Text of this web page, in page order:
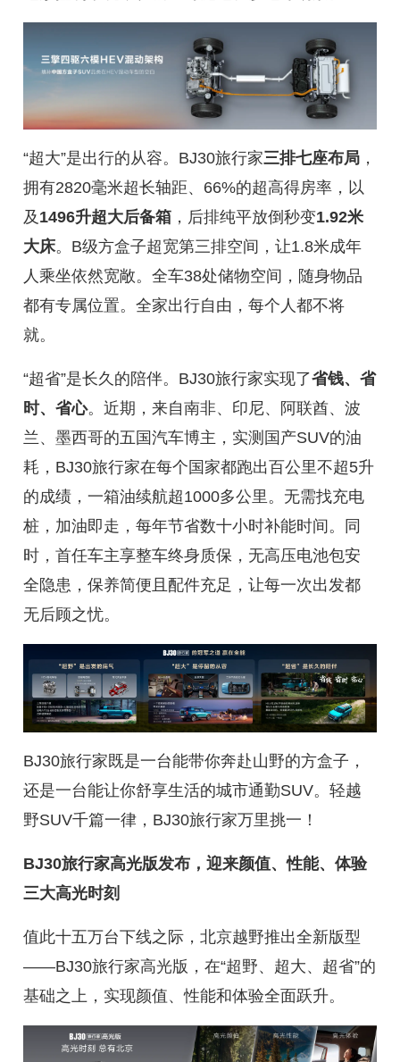
“超大”是出行的从容。BJ30旅行家三排七座布局 ，
拥有2820毫米超长轴距、66%的超高得房率，以
及 1496升超大后备箱 ，后排纯平放倒秒变1.92米
大床。B级方盒子超宽第三排空间，让1.8米成年
人乘坐依然宽敞。全车38处储物空间，随身物品
都有专属位置。全家出行自由，每个人都不将
就。
“超省”是长久的陪伴。BJ30旅行家实现了省钱、省
时、省心。近期，来自南非、印尼、阿联酋、波
兰、墨西哥的五国汽车博主，实测国产SUV的油
耗，BJ30旅行家在每个国家都跑出百公里不超5升
的成绩，一箱油续航超1000多公里。无需找充电
桩，加油即走，每年节省数十小时补能时间。同
时，首任车主享整车终身质保，无高压电池包安
全隐患，保养简便且配件充足，让每一次出发都
无后顾之忧。
BJ30旅行家既是一台能带你奔赴山野的方盒子，
还是一台能让你舒享生活的城市通勤SUV。轻越
野SUV千篇一律，BJ30旅行家万里挑一！
BJ30旅行家高光版发布，迎来颜值、性能、体验
三大高光时刻
值此十五万台下线之际，北京越野推出全新版型
——BJ30旅行家高光版，在“超野、超大、超省”的
基础之上，实现颜值、性能和体验全面跃升。